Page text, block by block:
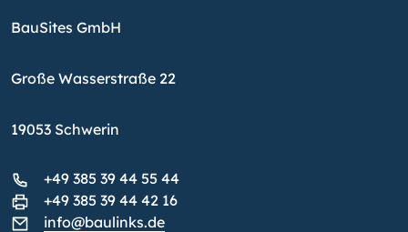
BauSites GmbH
Große Wasserstraße 22
19053 Schwerin
+49 385 39 44 55 44
+49 385 39 44 42 16
info@baulinks.de